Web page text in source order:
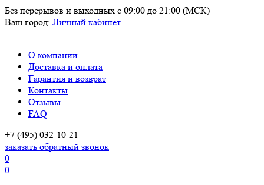
Без перерывов и выходных с 09:00 до 21:00 (МСК)
Ваш город: Личный кабинет
О компании
Доставка и оплата
Гарантия и возврат
Контакты
Отзывы
FAQ
+7 (495) 032-10-21
заказать обратный звонок
0
0